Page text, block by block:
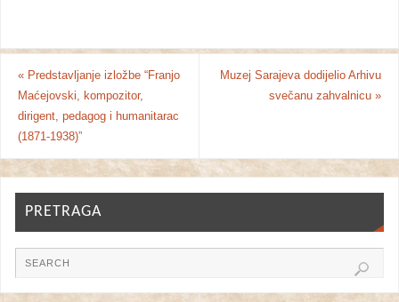
«Predstavljanje izložbe “Franjo
Maćejovski, kompozitor,
dirigent, pedagog i humanitarac
(1871-1938)”
Muzej Sarajeva dodijelio Arhivu
svečanu zahvalnicu»
PRETRAGA